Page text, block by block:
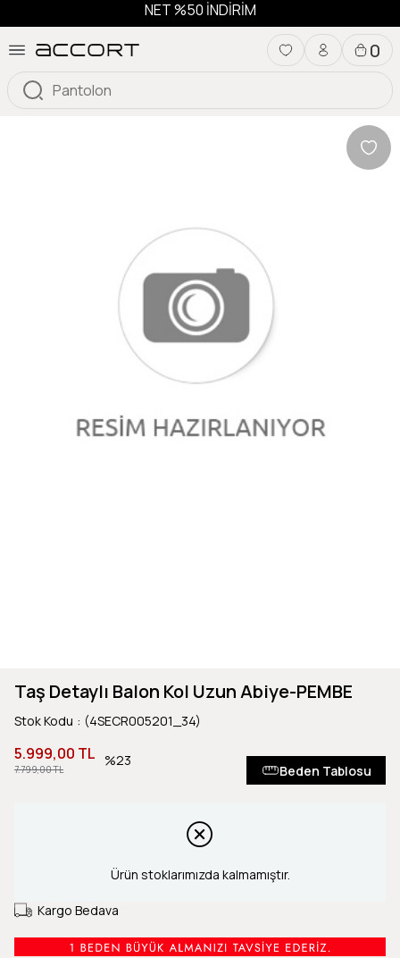
NET %50 İNDİRİM
0
Taş Detaylı Balon Kol Uzun Abiye-PEMBE
Stok Kodu (4SECR005201_34)
7.799,00 TL
5.999,00 TL 23
Beden Tablosu
Ürün stoklarımızda kalmamıştır.
Kargo Bedava